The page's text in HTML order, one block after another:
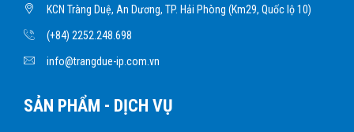
KCN Tràng Duệ, An Dương, TP. Hải Phòng (Km29, Quốc lộ 10)
(+84) 2252.248.698
info@trangdue-ip.com.vn
SẢN PHẨM - DỊCH VỤ